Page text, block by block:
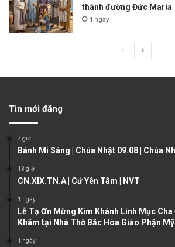
thánh đường Đức Maria
4 ngày
u
p
g
g
Tin mới đăng
7 giờ
Bánh Mì Sáng | Chúa Nhật 09.08 | Chúa
13 giờ
CN.XIX.TN.A | Cứ Yên Tâm | NVT
1 ngày
Lễ Tạ Ơn Mừng Kim Khánh Linh Mục
Khâm tại Nhà Thờ Bắc Hòa Giáo Phận
1 ngày